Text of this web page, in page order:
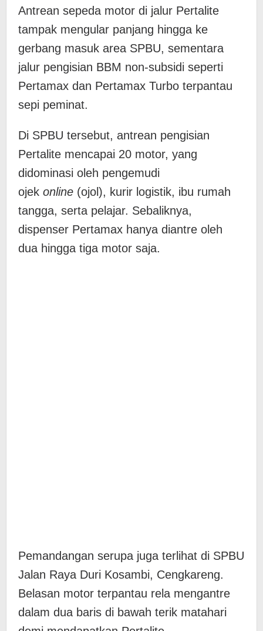
Antrean sepeda motor di jalur Pertalite
tampak mengular panjang hingga ke
gerbang masuk area SPBU, sementara
jalur pengisian BBM non-subsidi seperti
Pertamax dan Pertamax Turbo terpantau
sepi peminat.
Di SPBU tersebut, antrean pengisian
Pertalite mencapai 20 motor, yang
didominasi oleh pengemudi
ojek online (ojol), kurir logistik, ibu rumah
tangga, serta pelajar. Sebaliknya,
dispenser Pertamax hanya diantre oleh
dua hingga tiga motor saja.
​Pemandangan serupa juga terlihat di SPBU
Jalan Raya Duri Kosambi, Cengkareng.
Belasan motor terpantau rela mengantre
dalam dua baris di bawah terik matahari